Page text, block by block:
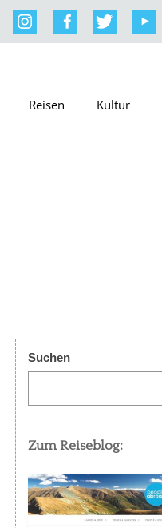
Reisen Kultur
Suchen
Zum Reiseblog: